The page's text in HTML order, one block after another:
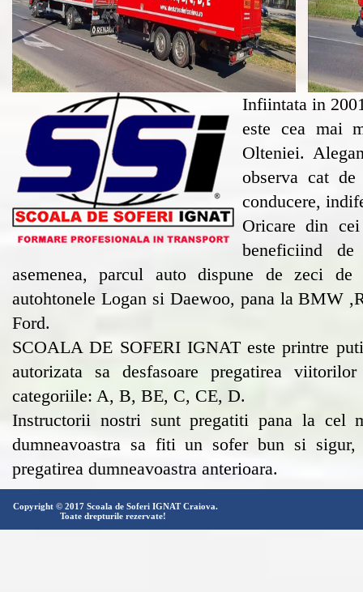
Infiintata in
este cea mai
Olteniei.
observa cat
conducere,
Oricare din
beneficiind
asemenea, parcul auto dispune de zeci
autohtonele Logan si Daewoo, pana la BMW
Ford.
SCOALA DE SOFERI IGNAT este printre
autorizata sa desfasoare pregatirea
categoriile: A, B, BE, C, CE, D.
Instructorii nostri sunt pregatiti pana la cel
dumneavoastra sa fiti un sofer bun si
pregatirea dumneavoastra anterioara.
Copyright © 2017 Scoala de Soferi IGNAT Craiova.
Toate drepturile rezervate!